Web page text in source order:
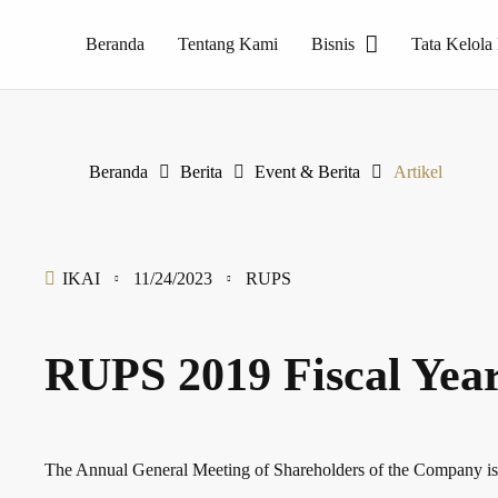
Beranda Tentang Kami Bisnis Tata Kelola
Beranda Berita Event & Berita Artikel
IKAI 11/24/2023 RUPS
RUPS 2019 Fiscal
The Annual General Meeting of Shareholders of the Company